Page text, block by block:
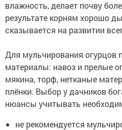
влажность, делает почву
результате корням хорошо
сказывается на развитии
Для мульчирования огурцов
материалы: навoз и прeлые
мякина, торф, нeтканые
плёнки. Выбор у дачников
нюансы учитывать
не рекомендуется